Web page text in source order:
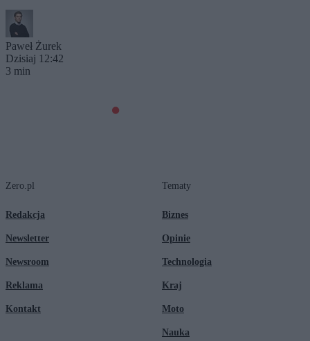
Paweł Żurek
Dzisiaj 12:42
3 min
Zero.pl
Redakcja
Newsletter
Newsroom
Reklama
Kontakt
Tematy
Biznes
Opinie
Technologia
Kraj
Moto
Nauka